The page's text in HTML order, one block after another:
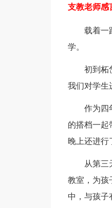
支教老师感
载着一路
学。
初到柘岱
我们对学生
作为四年
的搭档一起
晚上还进行
从第三天
教室，为孩
中，与孩子